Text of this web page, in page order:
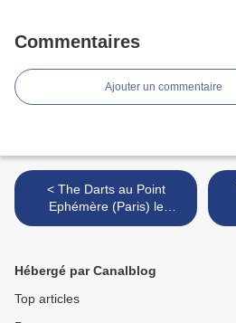
Commentaires
Ajouter un commentaire
< The Darts au Point
Ephémère (Paris) le
dimanche 24 septembre
Hébergé par Canalblog
Top articles